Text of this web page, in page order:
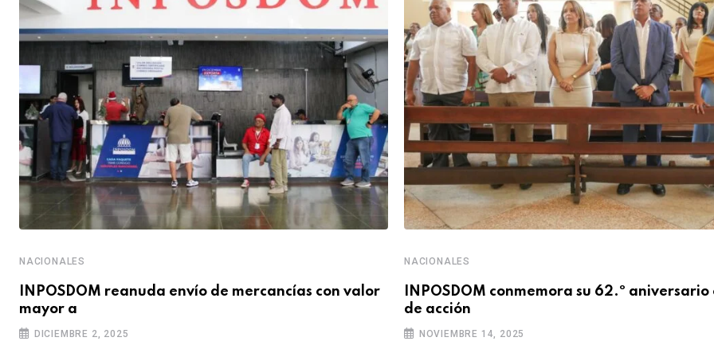
NACIONALES
INPOSDOM reanuda envío de mercancías con valor
mayor a
DICIEMBRE 2, 2025
NACIONALES
INPOSDOM conmemora su 62.º aniversario
de acción
NOVIEMBRE 14, 2025